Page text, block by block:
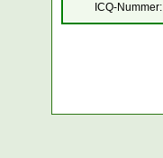
ICQ-Nummer: